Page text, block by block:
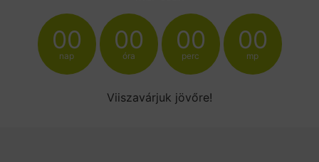
00
nap
00
óra
00
perc
00
mp
Viiszavárjuk jövőre!